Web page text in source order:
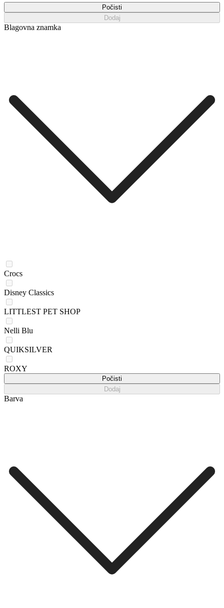
Počisti
Dodaj
Blagovna znamka
Crocs
Disney Classics
LITTLEST PET SHOP
Nelli Blu
QUIKSILVER
ROXY
Počisti
Dodaj
Barva